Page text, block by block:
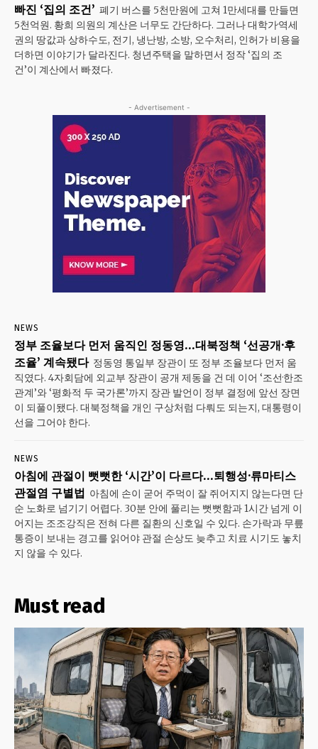
빠진 ‘집의 조건’ 폐기 버스를 5천만원에 고쳐 1만세대를 만들면
5천억원. 황희 의원의 계산은 너무도 간단하다. 그러나 대학가·역세
권의 땅값과 상하수도, 전기, 냉난방, 소방, 오수처리, 인허가 비용을
더하면 이야기가 달라진다. 청년주택을 말하면서 정작 ‘집의 조
건’이 계산에서 빠졌다.
- Advertisement -
NEWS
정부 조율보다 먼저 움직인 정동영…대북정책 ‘선공개·후
조율’ 계속됐다 정동영 통일부 장관이 또 정부 조율보다 먼저 움
직였다. 4자회담에 외교부 장관이 공개 제동을 건 데 이어 ‘조선·한조
관계’와 ‘평화적 두 국가론’까지 장관 발언이 정부 결정에 앞선 장면
이 되풀이됐다. 대북정책을 개인 구상처럼 다뤄도 되는지, 대통령이
선을 그어야 한다.
NEWS
아침에 관절이 뻣뻣한 ‘시간’이 다르다…퇴행성·류마티스
관절염 구별법 아침에 손이 굳어 주먹이 잘 쥐어지지 않는다면 단
순 노화로 넘기기 어렵다. 30분 안에 풀리는 뻣뻣함과 1시간 넘게 이
어지는 조조강직은 전혀 다른 질환의 신호일 수 있다. 손가락과 무릎
통증이 보내는 경고를 읽어야 관절 손상도 늦추고 치료 시기도 놓치
지 않을 수 있다.
Must read